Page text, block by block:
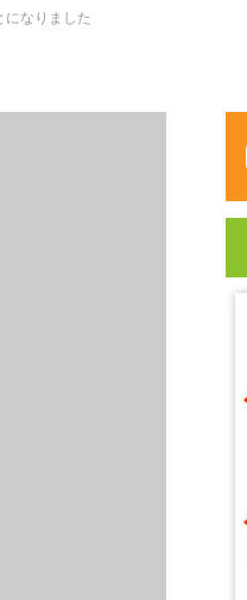
になりました